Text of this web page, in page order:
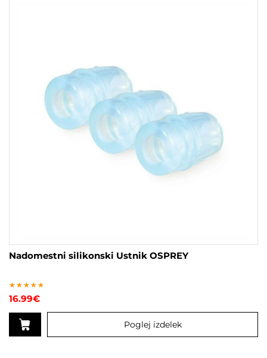
Nadomestni silikonski Ustnik OSPREY
Ocenjeno
5.00
16.99€
Poglej izdelek